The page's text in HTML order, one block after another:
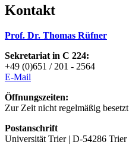
Kontakt
Prof. Dr. Thomas Rüfner
Sekretariat in C 224:
+49 (0)651 / 201 - 2564
E-Mail
Öffnungszeiten:
Zur Zeit nicht regelmäßig besetzt
Postanschrift
Universität Trier | D-54286 Trier